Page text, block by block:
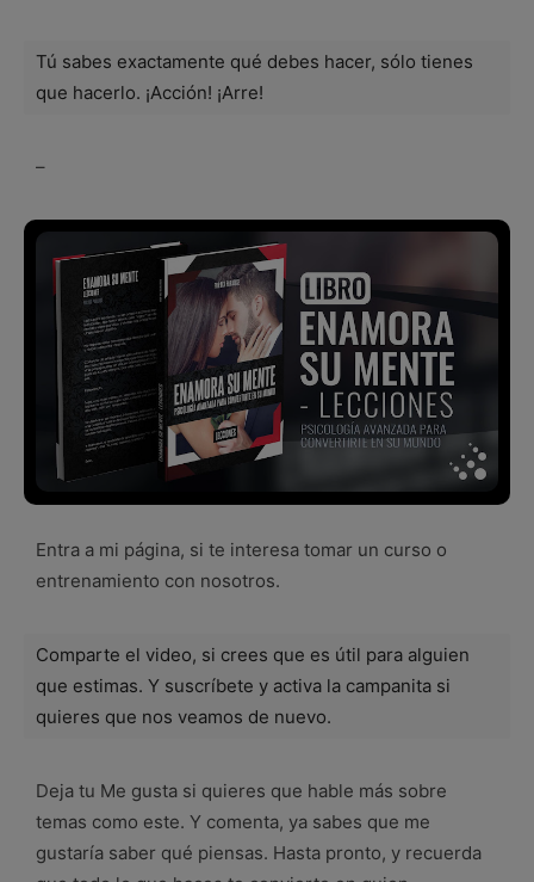
Tú sabes exactamente qué debes hacer, sólo tienes
que hacerlo. ¡Acción! ¡Arre!
–
Entra a mi página, si te interesa tomar un curso o
entrenamiento con nosotros.
Comparte el video, si crees que es útil para alguien
que estimas. Y suscríbete y activa la campanita si
quieres que nos veamos de nuevo.
Deja tu Me gusta si quieres que hable más sobre
temas como este. Y comenta, ya sabes que me
gustaría saber qué piensas. Hasta pronto, y recuerda